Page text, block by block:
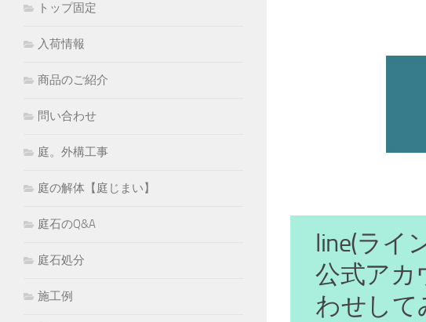
line(ライ
公式アカ
わせして
トップ固定
入荷情報
商品のご紹介
問い合わせ
庭。外構工事
庭の解体【庭じまい】
庭石のQ&A
庭石処分
施工例